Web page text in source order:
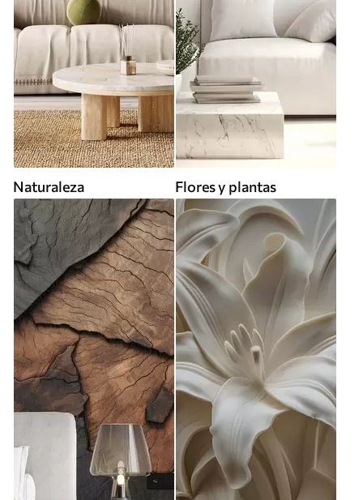
Naturaleza Flores y plantas